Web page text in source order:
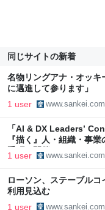
同じサイトの新着
名物リングアナ・オッキ
に邁進して参ります」
1 user www.sankei.com
「AI & DX Leaders’
『描く』人・組織・事
手町で開催
1 user www.sankei.com
ローソン、ステーブル
利用見込む
1 user www.sankei.com